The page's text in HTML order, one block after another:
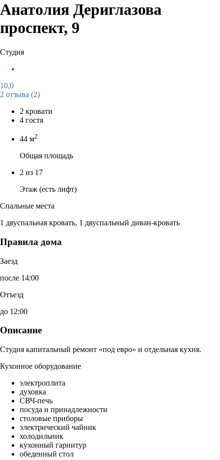
Анатолия Дериглазова
проспект, 9
Студия
10,0
2 отзыва (2)
2 кровати
4 гостя
44 м2
Общая площадь
2 из 17
Этаж (есть лифт)
Спальные места
1 двуспальная кровать, 1 двуспальный диван-кровать
Правила дома
Заезд
после 14:00
Отъезд
до 12:00
Описание
Студия капитальный ремонт «под евро» и отдельная кухня.
Кухонное оборудование
электроплита
духовка
СВЧ-печь
посуда и принадлежности
столовые приборы
электрический чайник
холодильник
кухонный гарнитур
обеденный стол